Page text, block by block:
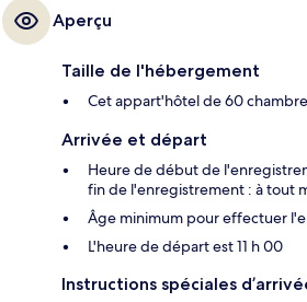
Aperçu
Taille de l'hébergement
Cet appart'hôtel de 60
Arrivée et départ
Heure de début de
fin de l'enregistrement : à tout
Âge minimum pour effectuer
L'heure de départ est 11 h 00
Instructions spéciales